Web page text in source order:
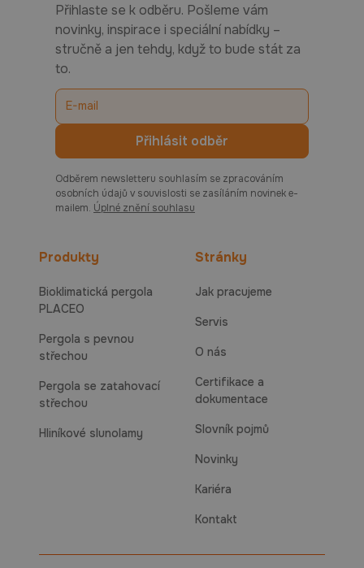
Přihlaste se k odběru. Pošleme vám
novinky, inspirace i speciální nabídky –
stručně a jen tehdy, když to bude stát za
to.
Odběrem newsletteru souhlasím se zpracováním
osobních údajů v souvislosti se zasíláním novinek e-
mailem. Úplné znění souhlasu
Produkty
Bioklimatická pergola
PLACEO
Pergola s pevnou
střechou
Pergola se zatahovací
střechou
Hliníkové slunolamy
Stránky
Jak pracujeme
Servis
O nás
Certifikace a
dokumentace
Slovník pojmů
Novinky
Kariéra
Kontakt